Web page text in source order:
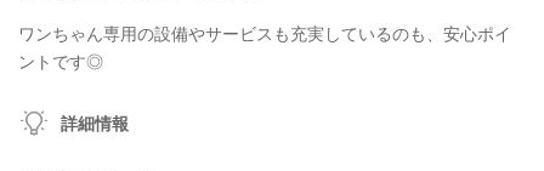
ワンちゃん専用の設備やサービスも充実しているのも、安心ポイ
ントです◎
詳細情報